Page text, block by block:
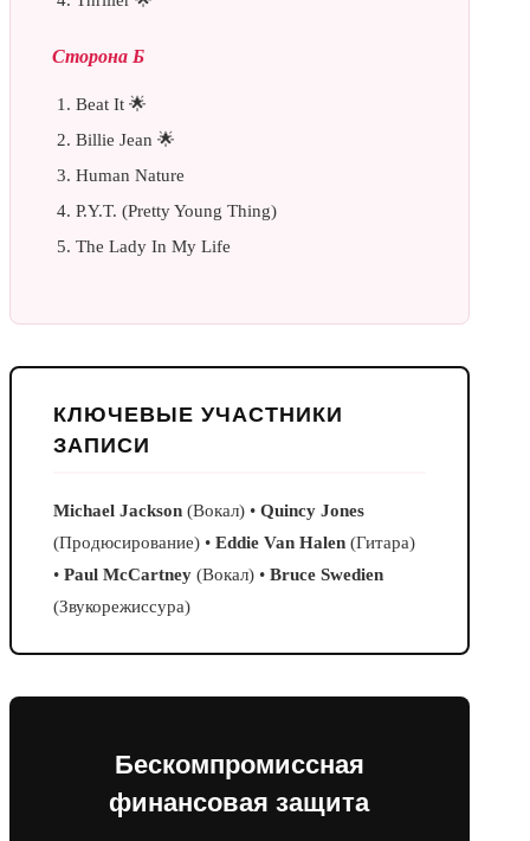
Сторона Б
Beat It 🌟
Billie Jean 🌟
Human Nature
P.Y.T. (Pretty Young Thing)
The Lady In My Life
КЛЮЧЕВЫЕ УЧАСТНИКИ
ЗАПИСИ
Michael Jackson (Вокал) • Quincy Jones
(Продюсирование) • Eddie Van Halen (Гитара)
• Paul McCartney (Вокал) • Bruce Swedien
(Звукорежиссура)
Бескомпромиссная
финансовая защита